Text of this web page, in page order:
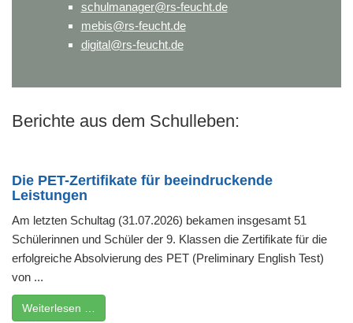
schulmanager@rs-feucht.de
mebis@rs-feucht.de
digital@rs-feucht.de
Berichte aus dem Schulleben:
Die PET-Zertifikate für beeindruckende
Leistungen
Am letzten Schultag (31.07.2026) bekamen insgesamt 51
Schülerinnen und Schüler der 9. Klassen die Zertifikate für die
erfolgreiche Absolvierung des PET (Preliminary English Test)
von ...
Weiterlesen …